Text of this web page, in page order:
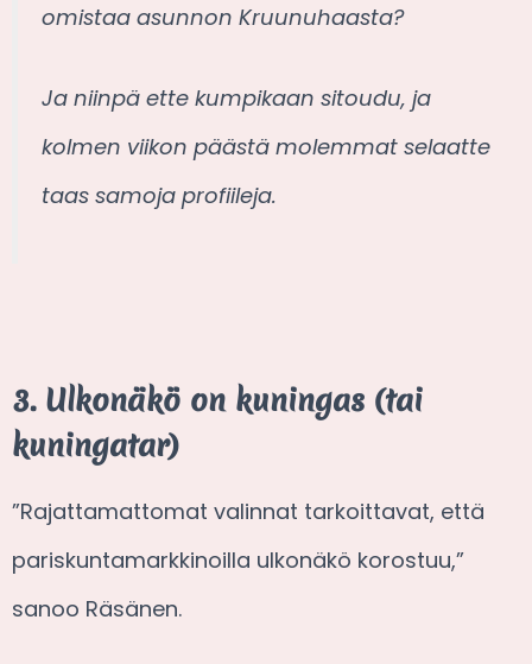
omistaa asunnon Kruunuhaasta?
Ja niinpä ette kumpikaan sitoudu, ja
kolmen viikon päästä molemmat selaatte
taas samoja profiileja.
3. Ulkonäkö on kuningas (tai
kuningatar)
”Rajattamattomat valinnat tarkoittavat, että
pariskuntamarkkinoilla ulkonäkö korostuu,”
sanoo Räsänen.